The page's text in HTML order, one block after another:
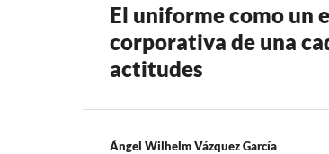
El uniforme como un
corporativa de una
actitudes
Ángel Wilhelm Vázquez García